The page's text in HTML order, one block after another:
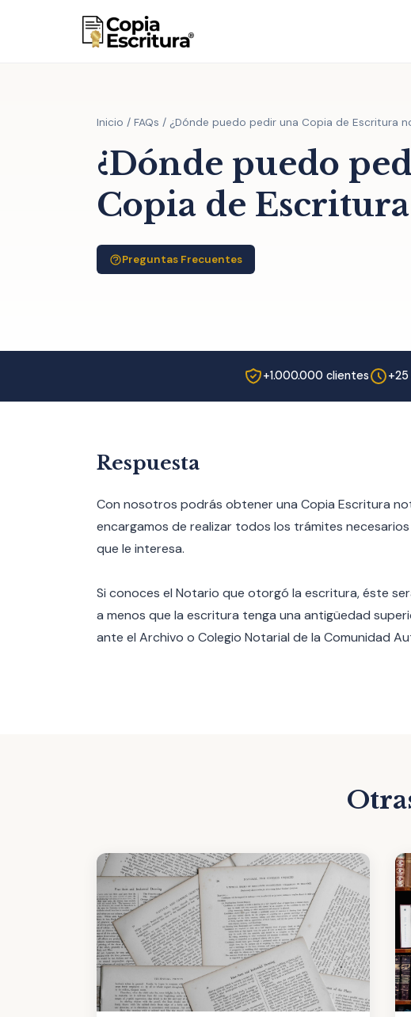
Inicio / FAQs / ¿Dónde puedo pedir una Copia de Escritura
¿Dónde puedo
Copia de
Preguntas Frecuentes
+1.000.000 clientes
Respuesta
Con nosotros podrás obtener una Copia Escritura
encargamos de realizar todos los trámites
que le interesa.
Si conoces el Notario que otorgó la escritura, éste
a menos que la escritura tenga una antigüedad
ante el Archivo o Colegio Notarial de la Comunidad